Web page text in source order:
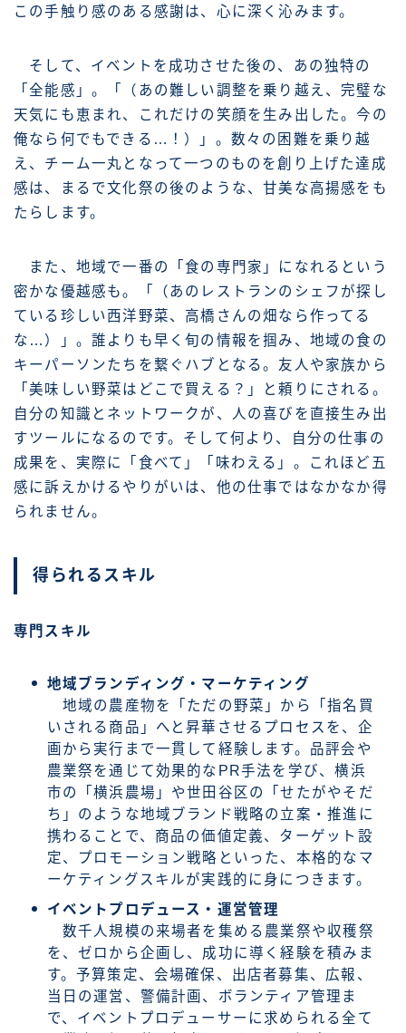
この手触り感のある感謝は、心に深く沁みます。
そして、イベントを成功させた後の、あの独特の
「全能感」。「（あの難しい調整を乗り越え、完璧な
天気にも恵まれ、これだけの笑顔を生み出した。今の
俺なら何でもできる…！）」。数々の困難を乗り越
え、チーム一丸となって一つのものを創り上げた達成
感は、まるで文化祭の後のような、甘美な高揚感をも
たらします。
また、地域で一番の「食の専門家」になれるという
密かな優越感も。「（あのレストランのシェフが探し
ている珍しい西洋野菜、高橋さんの畑なら作ってる
な…）」。誰よりも早く旬の情報を掴み、地域の食の
キーパーソンたちを繋ぐハブとなる。友人や家族から
「美味しい野菜はどこで買える？」と頼りにされる。
自分の知識とネットワークが、人の喜びを直接生み出
すツールになるのです。そして何より、自分の仕事の
成果を、実際に「食べて」「味わえる」。これほど五
感に訴えかけるやりがいは、他の仕事ではなかなか得
られません。
得られるスキル
専門スキル
地域ブランディング・マーケティング
地域の農産物を「ただの野菜」から「指名買
いされる商品」へと昇華させるプロセスを、企
画から実行まで一貫して経験します。品評会や
農業祭を通じて効果的なPR手法を学び、横浜
市の「横浜農場」や世田谷区の「せたがやそだ
ち」のような地域ブランド戦略の立案・推進に
携わることで、商品の価値定義、ターゲット設
定、プロモーション戦略といった、本格的なマ
ーケティングスキルが実践的に身につきます。
イベントプロデュース・運営管理
数千人規模の来場者を集める農業祭や収穫祭
を、ゼロから企画し、成功に導く経験を積みま
す。予算策定、会場確保、出店者募集、広報、
当日の運営、警備計画、ボランティア管理ま
で、イベントプロデューサーに求められる全て